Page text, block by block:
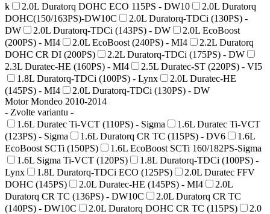
k
2.0L Duratorq DOHC ECO 115PS - DW10
2.0L Duratorq
DOHC(150/163PS)-DW10C
2.0L Duratorq-TDCi (130PS) -
DW
2.0L Duratorq-TDCi (143PS) - DW
2.0L EcoBoost
(200PS) - MI4
2.0L EcoBoost (240PS) - MI4
2.2L Duratorq
DOHC CR DI (200PS)
2.2L Duratorq-TDCi (175PS) - DW
2.3L Duratec-HE (160PS) - MI4
2.5L Duratec-ST (220PS) - VI5
1.8L Duratorq-TDCi (100PS) - Lynx
2.0L Duratec-HE
(145PS) - MI4
2.0L Duratorq-TDCi (130PS) - DW
Motor Mondeo 2010-2014
- Zvolte variantu -
1.6L Duratec Ti-VCT (110PS) - Sigma
1.6L Duratec Ti-VCT
(123PS) - Sigma
1.6L Duratorq CR TC (115PS) - DV6
1.6L
EcoBoost SCTi (150PS)
1.6L EcoBoost SCTi 160/182PS-Sigma
1.6L Sigma Ti-VCT (120PS)
1.8L Duratorq-TDCi (100PS) -
Lynx
1.8L Duratorq-TDCi ECO (125PS)
2.0L Duratec FFV
DOHC (145PS)
2.0L Duratec-HE (145PS) - MI4
2.0L
Duratorq CR TC (136PS) - DW10C
2.0L Duratorq CR TC
(140PS) - DW10C
2.0L Duratorq DOHC CR TC (115PS)
2.0